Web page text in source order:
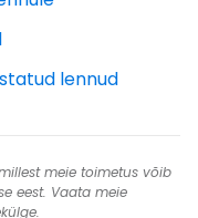
lennud
meie toimetus võib
eest. Vaata meie